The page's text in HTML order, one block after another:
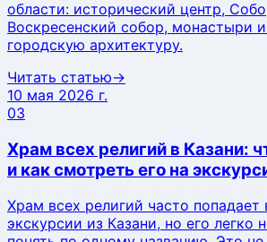
области: исторический центр,
Воскресенский собор, монастыри
городскую архитектуру.
Читать статью→
10 мая 2026 г.
03
Храм всех религий в Казани:
и как смотреть его на
Храм всех религий часто попадает
экскурсии из Казани, но его легко